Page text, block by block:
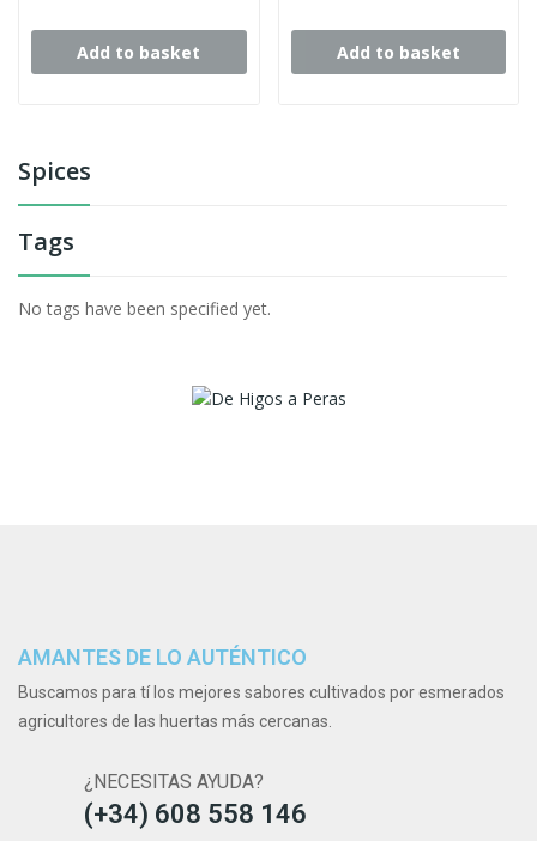
Spices
Tags
No tags have been specified yet.
Add to basket Add to basket
AMANTES DE LO AUTÉNTICO
Buscamos para tí los mejores sabores cultivados por esmerados
agricultores de las huertas más cercanas.
¿NECESITAS AYUDA?
(+34) 608 558 146